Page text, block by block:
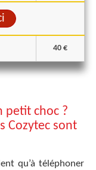
40 €
petit choc ?
Cozytec sont
qu’à téléphoner